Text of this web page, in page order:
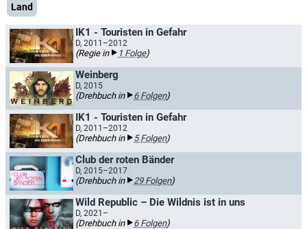
Land
IK1 - Touristen in Gefahr
D, 2011–2012
(Regie in 1 Folge)
Weinberg
D, 2015
(Drehbuch in 6 Folgen)
IK1 - Touristen in Gefahr
D, 2011–2012
(Drehbuch in 5 Folgen)
Club der roten Bänder
D, 2015–2017
(Drehbuch in 29 Folgen)
Wild Republic – Die Wildnis ist in uns
D, 2021–
(Drehbuch in 6 Folgen)